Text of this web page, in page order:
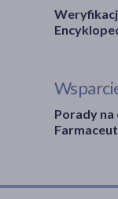
Porady na